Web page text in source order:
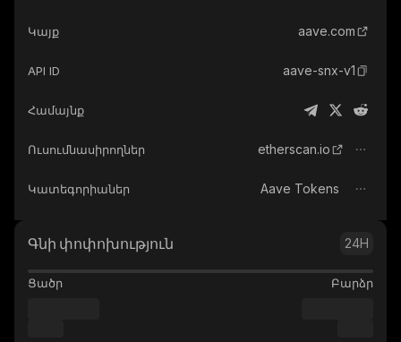
Կայք aave.com
API ID aave-snx-v1
Համայնք
Ուսումնասիրողներ etherscan.io
Կատեգորիաներ Aave Tokens
Գնի փոփոխություն 24H
Ցածր Բարձր